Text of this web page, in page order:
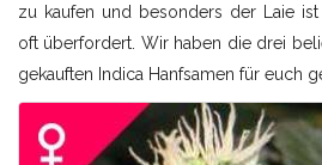
zu kaufen und besonders der Laie
oft überfordert. Wir haben die drei
gekauften Indica Hanfsamen für euch